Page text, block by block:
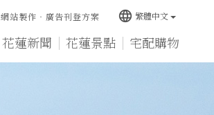
花蓮新聞 花蓮景點 宅配購物
網站製作‧廣告刊登方案 language 繁體中文